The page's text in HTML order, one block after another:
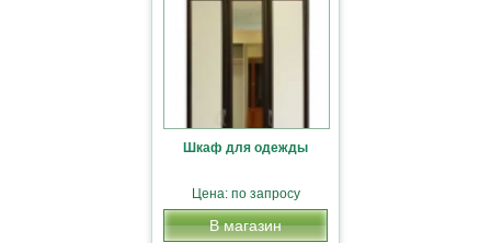
Шкаф для одежды
Цена: по запросу
В магазин